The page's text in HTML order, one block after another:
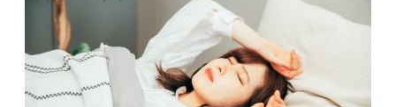
冷え・疲れ・便秘・その他体調不良
痛風（急な腫れや痛み）の方へ
更年期の体調不良の改善したい方へ